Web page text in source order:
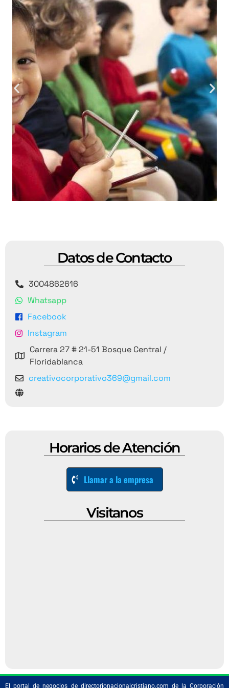
Datos de Contacto
3004862616
Whatsapp
Facebook
Instagram
Carrera 27 # 21-51 Bosque Central /
Floridablanca
creativocorporativo369@gmail.com
Horarios de Atención
Llamar a la empresa
Visitanos
El portal de negocios de directorionacionalcristiano.com de la Corporación